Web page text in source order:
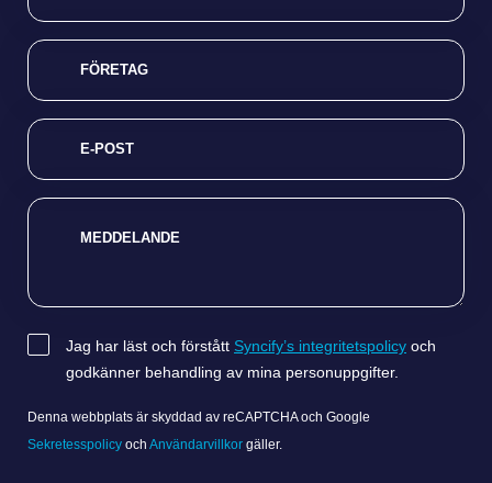
FÖRETAG
E-POST
MEDDELANDE
SAMTYCKE
Jag har läst och förstått Syncify’s integritetspolicy och
godkänner behandling av mina personuppgifter.
Denna webbplats är skyddad av reCAPTCHA och Google
Sekretesspolicy och Användarvillkor gäller.